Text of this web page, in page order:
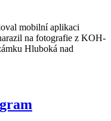
mobilní aplikaci
na fotografie z KOH-
Hluboká nad